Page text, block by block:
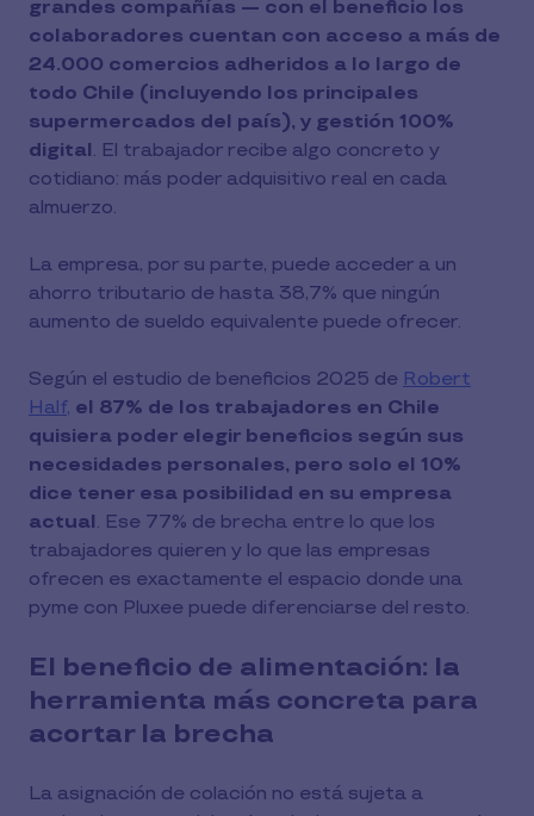
grandes compañías — con el beneficio los
colaboradores cuentan con acceso a más de
24.000 comercios adheridos a lo largo de
todo Chile (incluyendo los principales
supermercados del país), y gestión 100%
digital. El trabajador recibe algo concreto y
cotidiano: más poder adquisitivo real en cada
almuerzo.
La empresa, por su parte, puede acceder a un
ahorro tributario de hasta 38,7% que ningún
aumento de sueldo equivalente puede ofrecer.
Según el estudio de beneficios 2025 de Robert
Half, el 87% de los trabajadores en Chile
quisiera poder elegir beneficios según sus
necesidades personales, pero solo el 10%
dice tener esa posibilidad en su empresa
actual. Ese 77% de brecha entre lo que los
trabajadores quieren y lo que las empresas
ofrecen es exactamente el espacio donde una
pyme con Pluxee puede diferenciarse del resto.
El beneficio de alimentación: la
herramienta más concreta para
acortar la brecha
La asignación de colación no está sujeta a